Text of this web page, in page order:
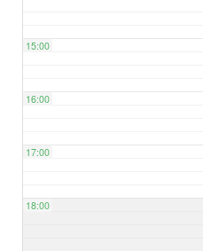
15:00
16:00
17:00
18:00